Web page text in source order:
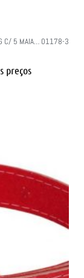
C/ 5 MAIA… 01178-3
preços